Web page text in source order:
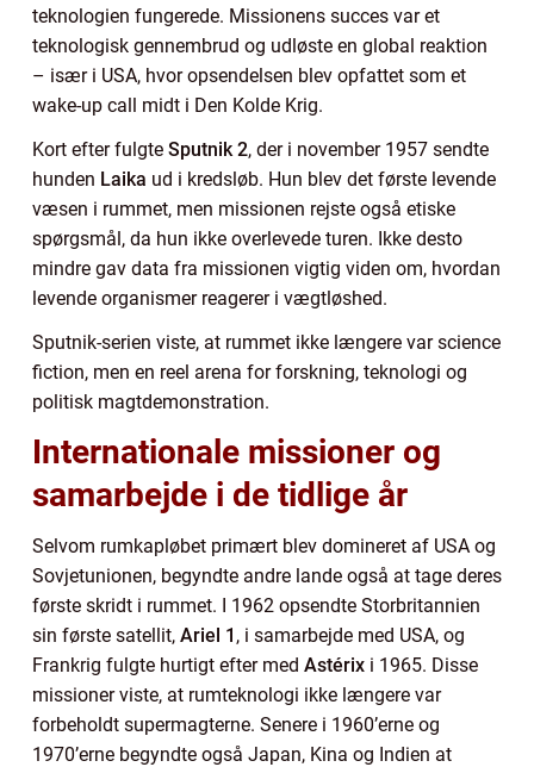
teknologien fungerede. Missionens succes var et
teknologisk gennembrud og udløste en global reaktion
– især i USA, hvor opsendelsen blev opfattet som et
wake-up call midt i Den Kolde Krig.
Kort efter fulgte Sputnik 2, der i november 1957 sendte
hunden Laika ud i kredsløb. Hun blev det første levende
væsen i rummet, men missionen rejste også etiske
spørgsmål, da hun ikke overlevede turen. Ikke desto
mindre gav data fra missionen vigtig viden om, hvordan
levende organismer reagerer i vægtløshed.
Sputnik-serien viste, at rummet ikke længere var science
fiction, men en reel arena for forskning, teknologi og
politisk magtdemonstration.
Internationale missioner og
samarbejde i de tidlige år
Selvom rumkapløbet primært blev domineret af USA og
Sovjetunionen, begyndte andre lande også at tage deres
første skridt i rummet. I 1962 opsendte Storbritannien
sin første satellit, Ariel 1 , i samarbejde med USA, og
Frankrig fulgte hurtigt efter med Astérix i 1965. Disse
missioner viste, at rumteknologi ikke længere var
forbeholdt supermagterne. Senere i 1960’erne og
1970’erne begyndte også Japan, Kina og Indien at